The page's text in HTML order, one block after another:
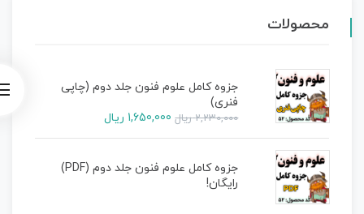
محصولات
جزوه کامل علوم فنون جلد دوم (چاپی
فنری)
2,230,000 ریال 1,650,000 ریال
جزوه کامل علوم فنون جلد دوم (PDF)
رایگان!